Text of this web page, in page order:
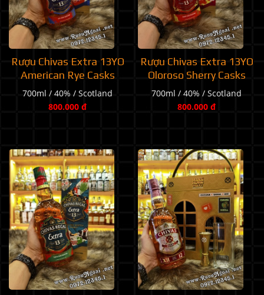
Rượu Chivas Extra 13YO
American Rye Casks
700ml / 40% / Scotland
800.000 đ
Rượu Chivas Extra 13YO
Oloroso Sherry Casks
700ml / 40% / Scotland
800.000 đ